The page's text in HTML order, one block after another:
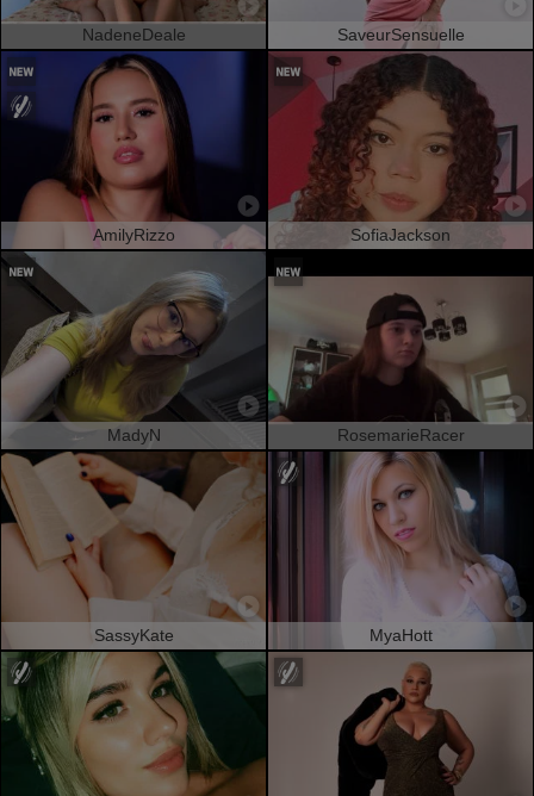
NadeneDeale SaveurSensuelle
AmilyRizzo SofiaJackson
MadyN RosemarieRacer
SassyKate MyaHott